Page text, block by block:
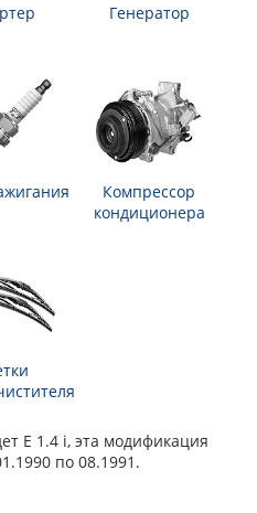
Генератор
Компрессор
кондиционера
Е 1.4 i, эта модификация
по 08.1991.